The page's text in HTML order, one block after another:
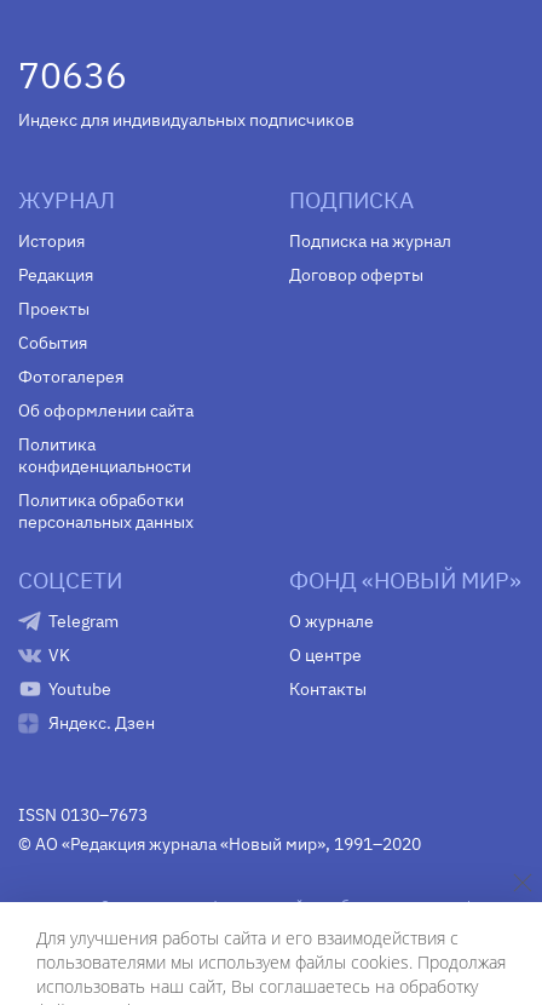
70636
Индекс для индивидуальных подписчиков
ЖУРНАЛ
История
Редакция
Проекты
События
Фотогалерея
Об оформлении сайта
Политика
конфиденциальности
Политика обработки
персональных данных
ПОДПИСКА
Подписка на журнал
Договор оферты
СОЦСЕТИ
Telegram
VK
Youtube
Яндекс. Дзен
ФОНД «НОВЫЙ МИР»
О журнале
О центре
Контакты
ISSN 0130–7673
© АО «Редакция журнала «Новый мир», 1991–2020
Свидетельство Федеральной службы по надзору в сфере
связи, информационных технологий и массовых
коммуникаций средства массовой информации
(Роскомнадзор)ПИ № Фс 77-75754 от 13 июня 2019 г.
Для улучшения работы сайта и его взаимодействия с
пользователями мы используем файлы cookies. Продолжая
использовать наш сайт, Вы соглашаетесь на обработку